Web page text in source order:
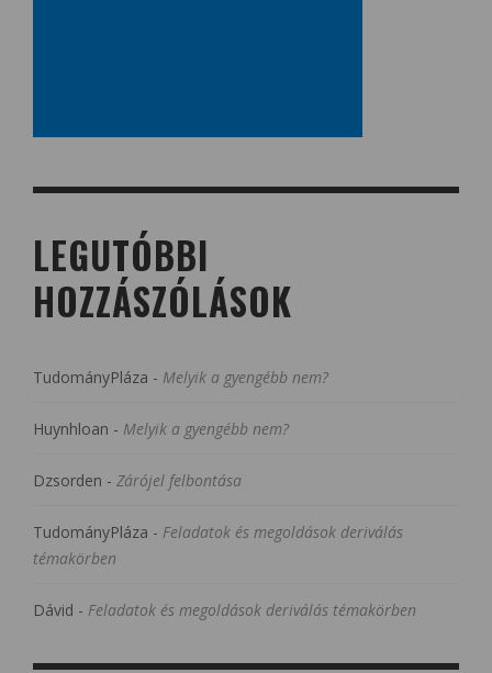
LEGUTÓBBI
HOZZÁSZÓLÁSOK
TudományPláza - Melyik a gyengébb nem?
Huynhloan - Melyik a gyengébb nem?
Dzsorden - Zárójel felbontása
TudományPláza - Feladatok és megoldások deriválás
témakörben
Dávid - Feladatok és megoldások deriválás témakörben